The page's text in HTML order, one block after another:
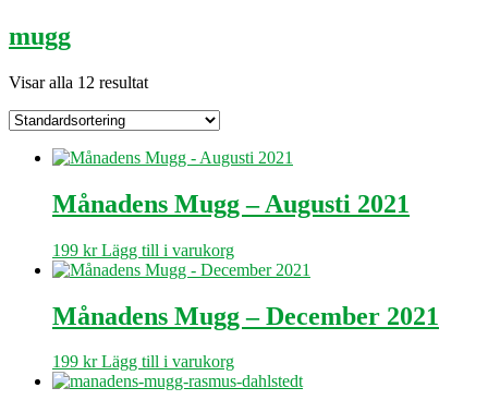
mugg
Visar alla 12 resultat
Månadens Mugg – Augusti 2021
199 kr Lägg till i varukorg
Månadens Mugg – December 2021
199 kr Lägg till i varukorg